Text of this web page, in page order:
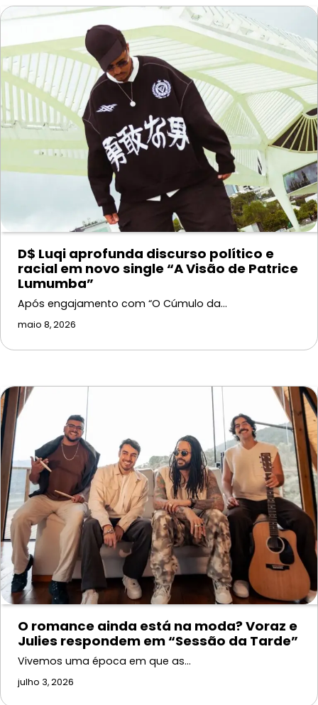
D$ Luqi aprofunda discurso político e
racial em novo single “A Visão de Patrice
Lumumba”
Após engajamento com “O Cúmulo da…
maio 8, 2026
O romance ainda está na moda? Voraz e
Julies respondem em “Sessão da Tarde”
Vivemos uma época em que as…
julho 3, 2026